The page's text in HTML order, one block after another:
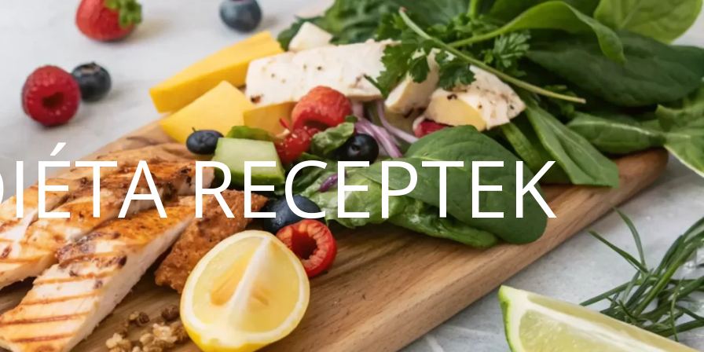
RECEPTEK